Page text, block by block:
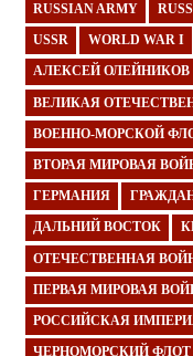
RUSSIAN ARMY
USSR WORLD WAR I
АЛЕКСЕЙ ОЛЕЙНИКОВ
ВЕЛИКАЯ
ВОЕННО-МОРСКОЙ
ВТОРАЯ МИРОВАЯ
ГЕРМАНИЯ
ДАЛЬНИЙ ВОСТОК
ОТЕЧЕСТВЕННАЯ
ПЕРВАЯ МИРОВАЯ
РОССИЙСКАЯ
ЧЕРНОМОРСКИЙ ФЛОТ